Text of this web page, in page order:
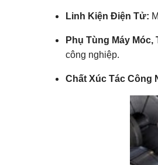
Linh Kiện Điện Tử:
Phụ Tùng Máy
công nghiệp.
Chất Xúc Tác Công